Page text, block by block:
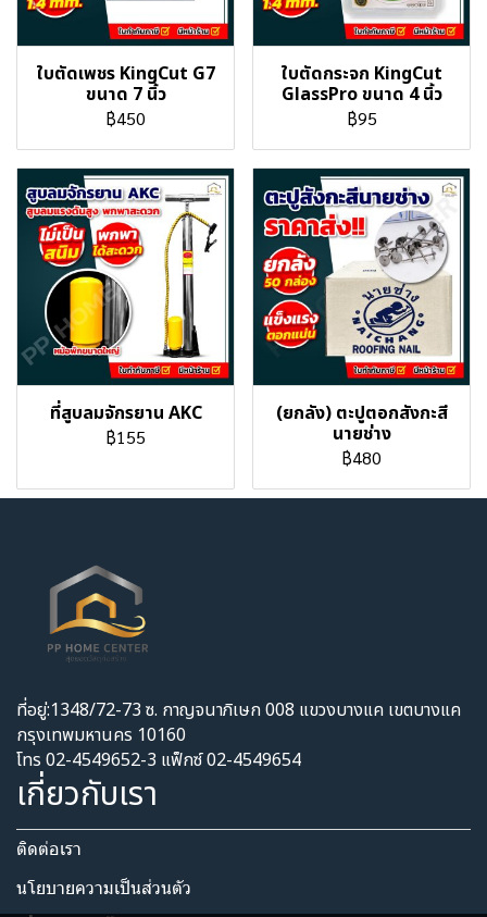
ใบตัดเพชร KingCut G7
ขนาด 7 นิ้ว
฿450
ใบตัดกระจก KingCut
GlassPro ขนาด 4 นิ้ว
฿95
ที่สูบลมจักรยาน AKC
฿155
(ยกลัง) ตะปูตอกสังกะสี
นายช่าง
฿480
ที่อยู่:1348/72-73 ซ. กาญจนาภิเษก 008 แขวงบางแค เขตบางแค
กรุงเทพมหานคร 10160
โทร 02-4549652-3 แฟ็กซ์ 02-4549654
เกี่ยวกับเรา
ติดต่อเรา
นโยบายความเป็นส่วนตัว​